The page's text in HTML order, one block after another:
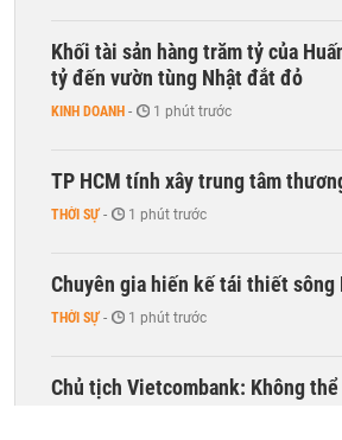
Khối tài sản hàng trăm tỷ của
tỷ đến vườn tùng Nhật đắt đỏ
KINH DOANH - 1 phút trước
TP HCM tính xây trung tâm
THỜI SỰ - 1 phút trước
Chuyên gia hiến kế tái thiết sông
THỜI SỰ - 1 phút trước
Chủ tịch Vietcombank: Không